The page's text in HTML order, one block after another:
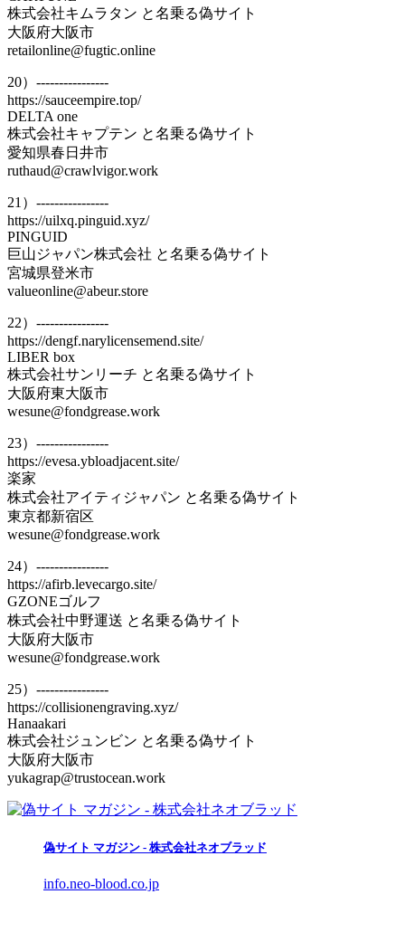
株式会社キムラタン と名乗る偽サイト
大阪府大阪市
retailonline@fugtic.online
20）----------------
https://sauceempire.top/
DELTA one
株式会社キャプテン と名乗る偽サイト
愛知県春日井市
ruthaud@crawlvigor.work
21）----------------
https://uilxq.pinguid.xyz/
PINGUID
巨山ジャパン株式会社 と名乗る偽サイト
宮城県登米市
valueonline@abeur.store
22）----------------
https://dengf.narylicensemend.site/
LIBER box
株式会社サンリーチ と名乗る偽サイト
大阪府東大阪市
wesune@fondgrease.work
23）----------------
https://evesa.ybloadjacent.site/
楽家
株式会社アイティジャパン と名乗る偽サイト
東京都新宿区
wesune@fondgrease.work
24）----------------
https://afirb.levecargo.site/
GZONEゴルフ
株式会社中野運送 と名乗る偽サイト
大阪府大阪市
wesune@fondgrease.work
25）----------------
https://collisionengraving.xyz/
Hanaakari
株式会社ジュンビン と名乗る偽サイト
大阪府大阪市
yukagrap@trustocean.work
偽サイト マガジン - 株式会社ネオブラッド
info.neo-blood.co.jp